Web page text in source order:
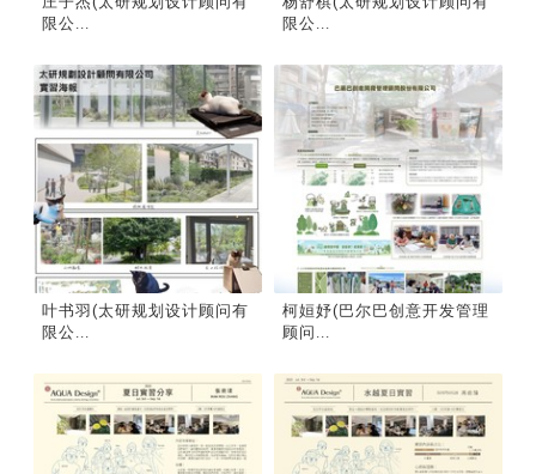
限公...
限公...
叶书羽(太研规划设计顾问有
限公...
柯姮妤(巴尔巴创意开发管理
顾问...